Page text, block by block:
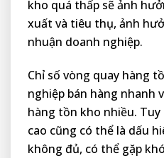
kho quá thấp sẽ ảnh
xuất và tiêu thụ, ảnh
nhuận doanh nghiệp.
Chỉ số vòng quay hàng
nghiệp bán hàng nhanh
hàng tồn kho nhiều. Tuy
cao cũng có thể là dấu
không đủ, có thể gặp